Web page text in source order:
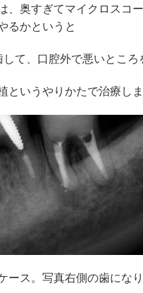
、奥すぎてマイクロスコ
るかというと
して、口腔外で悪いところ
というやりかたで治療しま
ース。写真右側の歯になり